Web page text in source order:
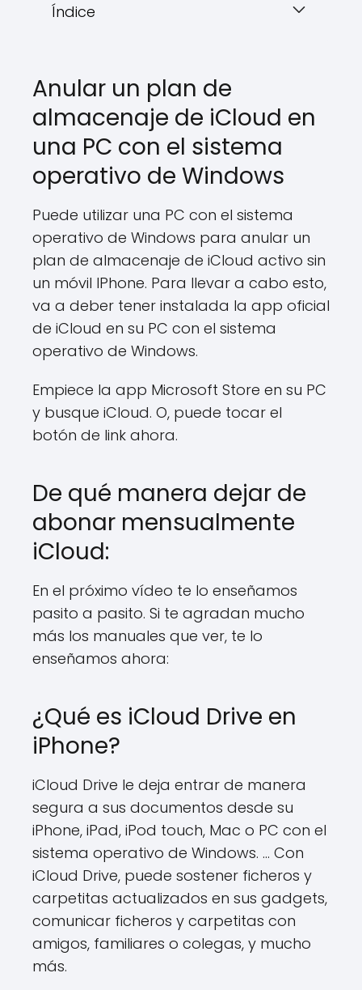
Índice
Anular un plan de
almacenaje de iCloud en
una PC con el sistema
operativo de Windows
Puede utilizar una PC con el sistema
operativo de Windows para anular un
plan de almacenaje de iCloud activo sin
un móvil IPhone. Para llevar a cabo esto,
va a deber tener instalada la app oficial
de iCloud en su PC con el sistema
operativo de Windows.
Empiece la app Microsoft Store en su PC
y busque iCloud. O, puede tocar el
botón de link ahora.
De qué manera dejar de
abonar mensualmente
iCloud:
En el próximo vídeo te lo enseñamos
pasito a pasito. Si te agradan mucho
más los manuales que ver, te lo
enseñamos ahora:
¿Qué es iCloud Drive en
iPhone?
iCloud Drive le deja entrar de manera
segura a sus documentos desde su
iPhone, iPad, iPod touch, Mac o PC con el
sistema operativo de Windows. … Con
iCloud Drive, puede sostener ficheros y
carpetitas actualizados en sus gadgets,
comunicar ficheros y carpetitas con
amigos, familiares o colegas, y mucho
más.